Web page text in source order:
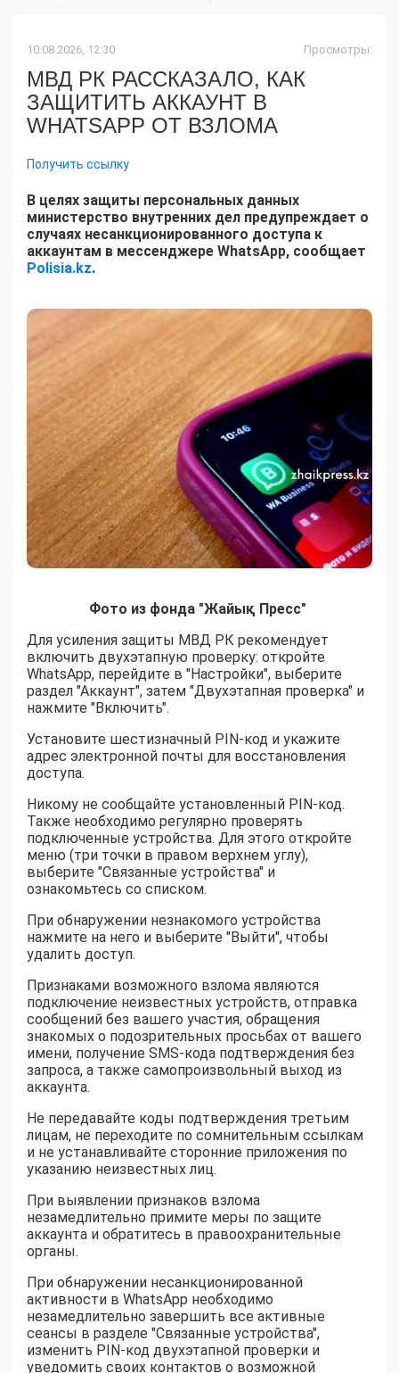
10.08.2026, 12:30 Просмотры:
МВД РК РАССКАЗАЛО, КАК
ЗАЩИТИТЬ АККАУНТ В
WHATSAPP ОТ ВЗЛОМА
Получить ссылку
В целях защиты персональных данных
министерство внутренних дел предупреждает о
случаях несанкционированного доступа к
аккаунтам в мессенджере WhatsApp, сообщает
Polisia.kz.
Фото из фонда "Жайық Пресс"
Для усиления защиты МВД РК рекомендует
включить двухэтапную проверку: откройте
WhatsApp, перейдите в "Настройки", выберите
раздел "Аккаунт", затем "Двухэтапная проверка" и
нажмите "Включить".
Установите шестизначный PIN-код и укажите
адрес электронной почты для восстановления
доступа.
Никому не сообщайте установленный PIN-код.
Также необходимо регулярно проверять
подключенные устройства. Для этого откройте
меню (три точки в правом верхнем углу),
выберите "Связанные устройства" и
ознакомьтесь со списком.
При обнаружении незнакомого устройства
нажмите на него и выберите "Выйти", чтобы
удалить доступ.
Признаками возможного взлома являются
подключение неизвестных устройств, отправка
сообщений без вашего участия, обращения
знакомых о подозрительных просьбах от вашего
имени, получение SMS-кода подтверждения без
запроса, а также самопроизвольный выход из
аккаунта.
Не передавайте коды подтверждения третьим
лицам, не переходите по сомнительным ссылкам
и не устанавливайте сторонние приложения по
указанию неизвестных лиц.
При выявлении признаков взлома
незамедлительно примите меры по защите
аккаунта и обратитесь в правоохранительные
органы.
При обнаружении несанкционированной
активности в WhatsApp необходимо
незамедлительно завершить все активные
сеансы в разделе "Связанные устройства",
изменить PIN-код двухэтапной проверки и
уведомить своих контактов о возможной